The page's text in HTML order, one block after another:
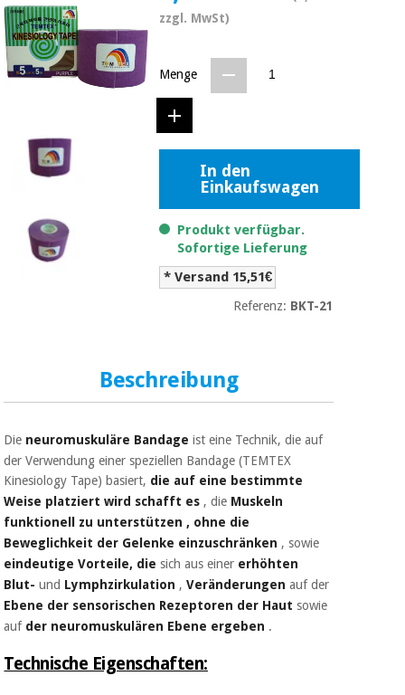
Angebote
Outlet
Tech
Academy
Traditionelle
chinesische
medizin
Therapeutische
schränke
Essentielles
schutzmaterial
coronaviren
Sport
spiele
Sanitärkleiderschränke
Veterinärmedizin
Orthopädie
Chirurgische
instrumente
(ausverkauf)
Nachricht
Angebote
Outlet
Medizinische
ausrüstung
Traditionelle
Klinische
Therapeutische
Aerobic,
fitness
und
pilates
Sport
und
spiele
Sanitärkleiderschränke
zzgl. MwSt)
Menge
In den
Einkaufswagen
Produkt verfügbar.
Sofortige Lieferung
* Versand 15,51€
Referenz: BKT-21
Beschreibung
Die neuromuskuläre Bandage ist eine Technik, die auf
der Verwendung einer speziellen Bandage (TEMTEX
Kinesiology Tape) basiert, die auf eine bestimmte
Weise platziert wird schafft es , die Muskeln
funktionell zu unterstützen , ohne die
Beweglichkeit der Gelenke einzuschränken , sowie
eindeutige Vorteile, die sich aus einer erhöhten
Blut- und Lymphzirkulation , Veränderungen auf der
Ebene der sensorischen Rezeptoren der Haut sowie
auf der neuromuskulären Ebene ergeben .
Technische Eigenschaften: